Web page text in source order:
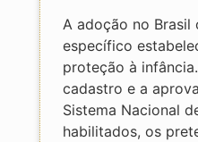
A adoção no
específico
proteção à
cadastro e a
Sistema Nacional
habilitados, os